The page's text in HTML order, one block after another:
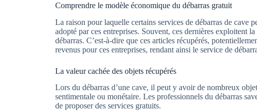
Comprendre le modèle économique du débarras gratuit
La raison pour laquelle certains services de débarras de cave
adopté par ces entreprises. Souvent, ces dernières exploitent
débarras. C’est-à-dire que ces articles récupérés,
revenus pour ces entreprises, rendant ainsi le service de
La valeur cachée des objets récupérés
Lors du débarras d’une cave, il peut y avoir de nombreux
sentimentale ou monétaire. Les professionnels du débarras
de proposer des services gratuits.